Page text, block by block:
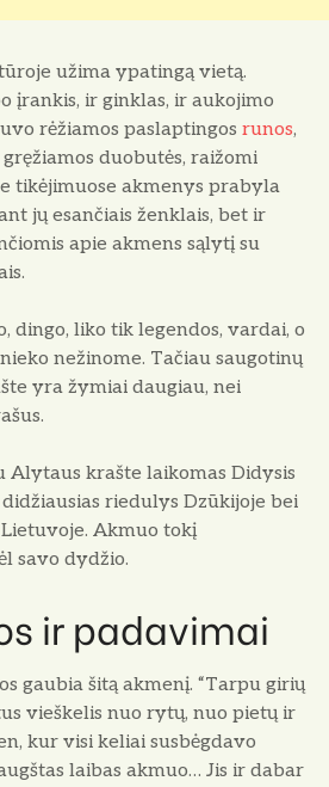
užima ypatingą vietą.
įrankis, ir ginklas, ir aukojimo
rėžiamos paslaptingos runos,
duobutės, raižomi
tikėjimuose akmenys prabyla
jų esančiais ženklais, bet ir
apie akmens sąlytį su
dingo, liko tik legendos, vardai, o
nežinome. Tačiau saugotinų
yra žymiai daugiau, nei
Alytaus krašte laikomas Didysis
riedulys Dzūkijoje bei
Akmuo tokį
savo dydžio.
ir padavimai
gaubia šitą akmenį. “Tarpu girių
vieškelis nuo rytų, nuo pietų ir
kur visi keliai susbėgdavo
laibas akmuo… Jis ir dabar